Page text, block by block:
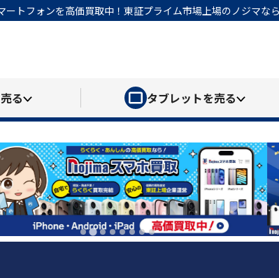
トフォンを高価買取中！東証プライム市場上場のノジマな
る タブレットを売る